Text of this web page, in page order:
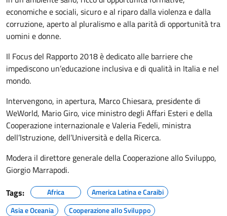
economiche e sociali, sicuro e al riparo dalla violenza e dalla
corruzione, aperto al pluralismo e alla parità di opportunità tra
uomini e donne.
Il Focus del Rapporto 2018 è dedicato alle barriere che
impediscono un’educazione inclusiva e di qualità in Italia e nel
mondo.
Intervengono, in apertura, Marco Chiesara, presidente di
WeWorld, Mario Giro, vice ministro degli Affari Esteri e della
Cooperazione internazionale e Valeria Fedeli, ministra
dell’Istruzione, dell’Università e della Ricerca.
Modera il direttore generale della Cooperazione allo Sviluppo,
Giorgio Marrapodi.
Tags:
Africa
America Latina e Caraibi
Asia e Oceania
Cooperazione allo Sviluppo